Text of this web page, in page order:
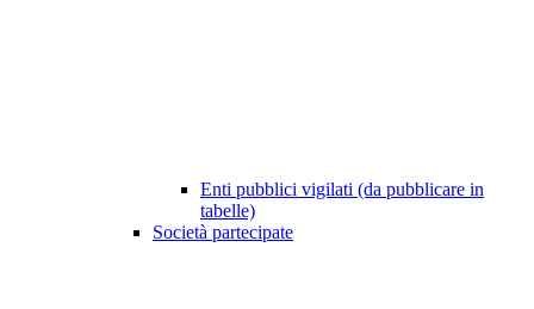
Enti pubblici vigilati (da pubblicare in
tabelle)
Società partecipate